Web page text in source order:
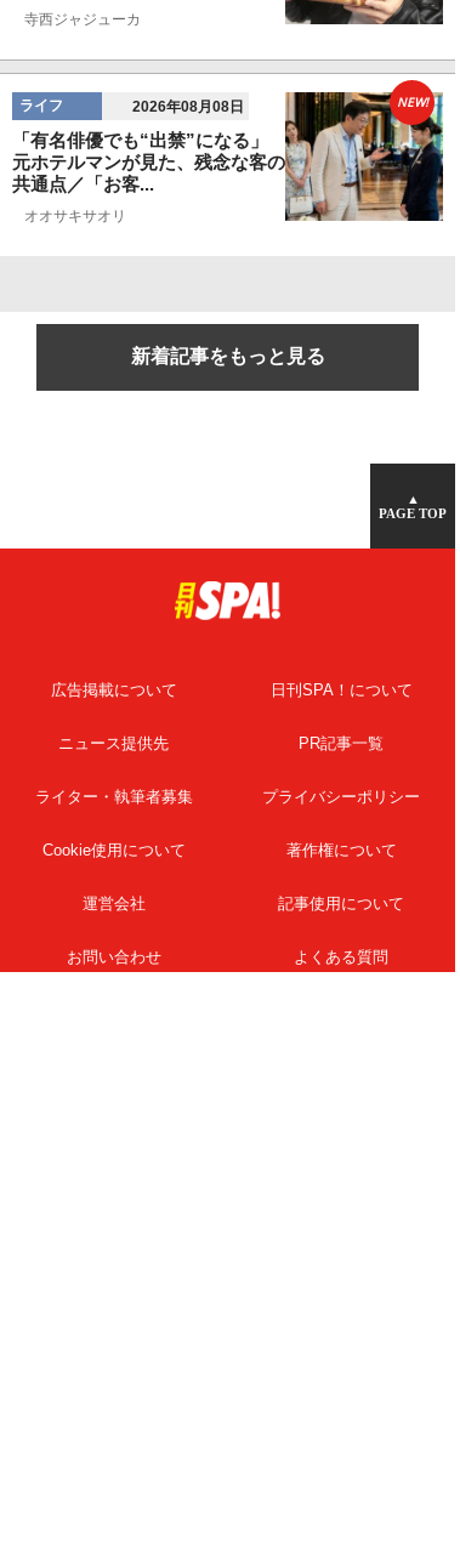
寺西ジャジューカ
ライフ 2026年08月08日
「有名俳優でも“出禁”になる」
元ホテルマンが見た、残念な客の
共通点／「お客...
オオサキサオリ
NEW!
新着記事をもっと見る
▲
PAGE TOP
広告掲載について 日刊SPA！について
ニュース提供先 PR記事一覧
ライター・執筆者募集 プライバシーポリシー
Cookie使用について 著作権について
運営会社 記事使用について
お問い合わせ よくある質問